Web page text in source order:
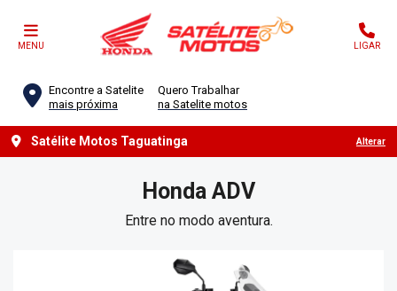
MENU LIGAR
Encontre a Satelite
mais próxima
Quero Trabalhar
na Satelite motos
Satélite Motos Taguatinga Alterar
Honda ADV
Entre no modo aventura.